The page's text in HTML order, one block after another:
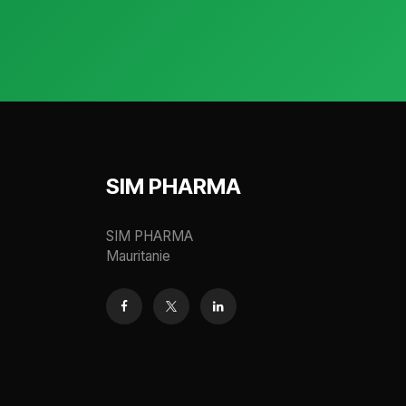
SIM PHARMA
SIM PHARMA
Mauritanie